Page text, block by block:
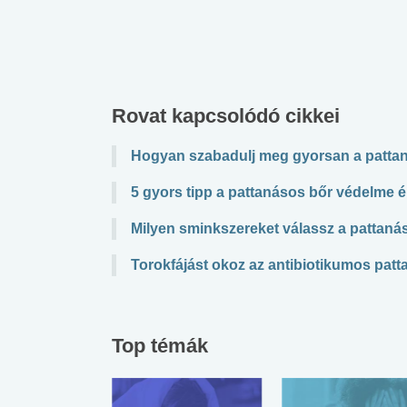
Rovat kapcsolódó cikkei
Hogyan szabadulj meg gyorsan a
5 gyors tipp a pattanásos bőr védelme
Milyen sminkszereket válassz a
Torokfájást okoz az antibiotikumos
Top témák